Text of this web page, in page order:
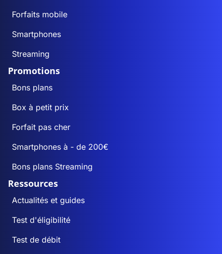
Forfaits mobile
Smartphones
Streaming
Promotions
Bons plans
Box à petit prix
Forfait pas cher
Smartphones à - de 200€
Bons plans Streaming
Ressources
Actualités et guides
Test d'éligibilité
Test de débit